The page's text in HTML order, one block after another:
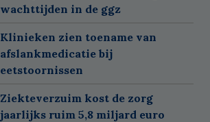
wachttijden in de ggz
Klinieken zien toename van
afslankmedicatie bij
eetstoornissen
Ziekteverzuim kost de zorg
jaarlijks ruim 5,8 miljard euro